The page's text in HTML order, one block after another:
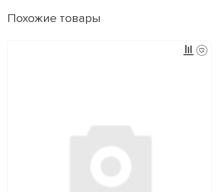
Похожие товары